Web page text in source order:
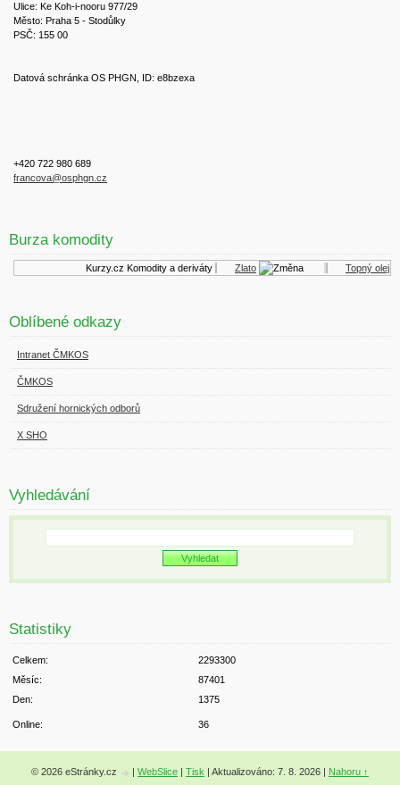
Ulice: Ke Koh-i-nooru 977/29
Město: Praha 5 - Stodůlky
PSČ: 155 00
Datová schránka OS PHGN, ID: e8bzexa
+420 722 980 689
francova@osphgn.cz
Burza komodity
Kurzy.cz Komodity a deriváty Zlato Topný olej
Oblíbené odkazy
Intranet ČMKOS
ČMKOS
Sdružení hornických odborů
X SHO
Vyhledávání
Statistiky
Online: 36
Celkem:
2293300
Měsíc:
87401
Den:
1375
© 2026 eStránky.cz | WebSlice | Tisk | Aktualizováno: 7. 8. 2026 | Nahoru ↑